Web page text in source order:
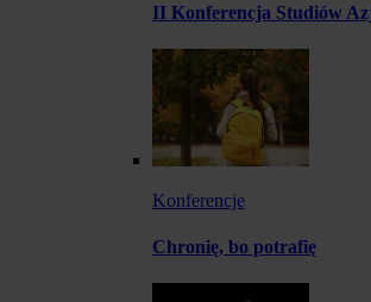
II Konferencja Studiów
Konferencje
Chronię, bo potrafię